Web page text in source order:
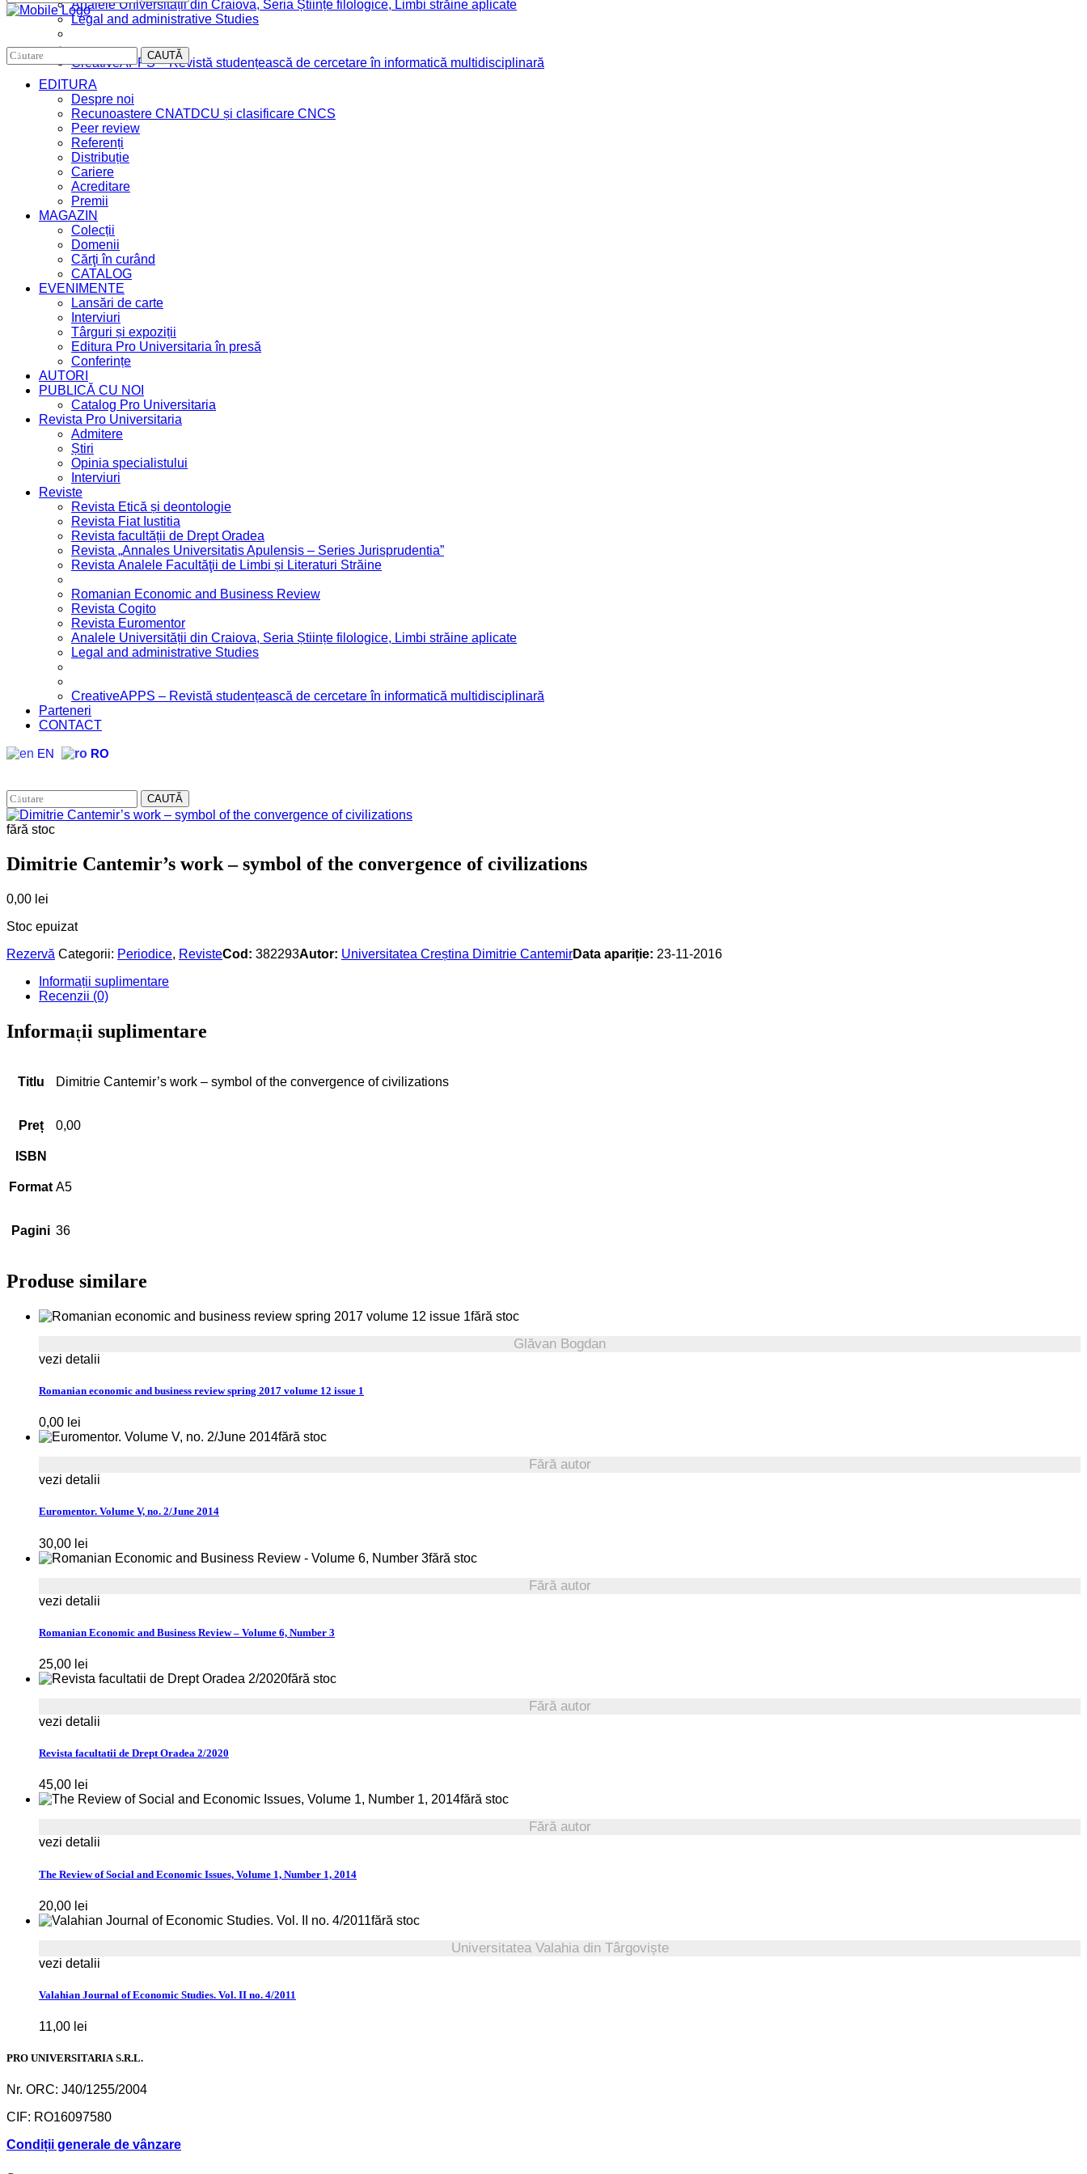
Analele Universității din Craiova, Seria Științe filologice, Limbi străine aplicate
Legal and administrative Studies
CreativeAPPS – Revistă studențească de cercetare în informatică multidisciplinară
CAUTĂ
EDITURA
Despre noi
Recunoaștere CNATDCU și clasificare CNCS
Peer review
Referenți
Distribuție
Cariere
Acreditare
Premii
MAGAZIN
Colecții
Domenii
Cărţi în curând
CATALOG
EVENIMENTE
Lansări de carte
Interviuri
Târguri și expoziții
Editura Pro Universitaria în presă
Conferințe
AUTORI
PUBLICĂ CU NOI
Catalog Pro Universitaria
Revista Pro Universitaria
Admitere
Știri
Opinia specialistului
Interviuri
Reviste
Revista Etică și deontologie
Revista Fiat Iustitia
Revista facultății de Drept Oradea
Revista „Annales Universitatis Apulensis – Series Jurisprudentia”
Revista Analele Facultăţii de Limbi și Literaturi Străine
Romanian Economic and Business Review
Revista Cogito
Revista Euromentor
Analele Universității din Craiova, Seria Științe filologice, Limbi străine aplicate
Legal and administrative Studies
CreativeAPPS – Revistă studențească de cercetare în informatică multidisciplinară
Parteneri
CONTACT
EN RO
CAUTĂ
fără stoc
Dimitrie Cantemir’s work – symbol of the convergence of civilizations
0,00 lei
Stoc epuizat
Rezervă Categorii: Periodice, RevisteCod: 382293Autor: Universitatea Creștina Dimitrie CantemirData apariție: 23-11-2016
Informații suplimentare
Recenzii (0)
Informații suplimentare
Titlu Dimitrie Cantemir’s work – symbol of the convergence of civilizations
Preț 0,00
ISBN
Format A5
Pagini 36
Produse similare
fără stoc
Glăvan Bogdan
vezi detalii
Romanian economic and business review spring 2017 volume 12 issue 1
0,00 lei
fără stoc
Fără autor
vezi detalii
Euromentor. Volume V, no. 2/June 2014
30,00 lei
fără stoc
Fără autor
vezi detalii
Romanian Economic and Business Review – Volume 6, Number 3
25,00 lei
fără stoc
Fără autor
vezi detalii
Revista facultatii de Drept Oradea 2/2020
45,00 lei
fără stoc
Fără autor
vezi detalii
The Review of Social and Economic Issues, Volume 1, Number 1, 2014
20,00 lei
fără stoc
Universitatea Valahia din Târgoviște
vezi detalii
Valahian Journal of Economic Studies. Vol. II no. 4/2011
11,00 lei
PRO UNIVERSITARIA S.R.L.
Nr. ORC: J40/1255/2004
CIF: RO16097580
Condiții generale de vânzare